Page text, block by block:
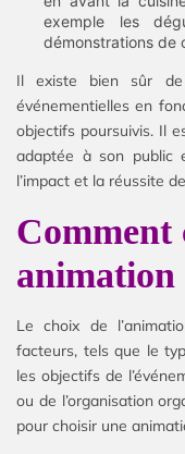
exemple les
démonstrations de
Il existe bien sûr de
événementielles en
objectifs poursuivis. Il
adaptée à son public
l’impact et la réussite
Comment
animation
Le choix de
facteurs, tels que le
les objectifs de
ou de l’organisation
pour choisir une